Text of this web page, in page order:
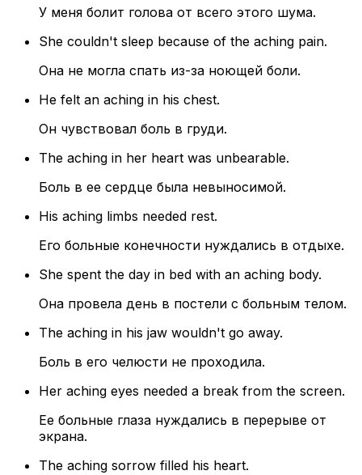
У меня болит голова от всего этого шума.
She couldn't sleep because of the aching pain.
Она не могла спать из-за ноющей боли.
He felt an aching in his chest.
Он чувствовал боль в груди.
The aching in her heart was unbearable.
Боль в ее сердце была невыносимой.
His aching limbs needed rest.
Его больные конечности нуждались в отдыхе.
She spent the day in bed with an aching body.
Она провела день в постели с больным телом.
The aching in his jaw wouldn't go away.
Боль в его челюсти не проходила.
Her aching eyes needed a break from the screen.
Ее больные глаза нуждались в перерыве от
экрана.
The aching sorrow filled his heart.